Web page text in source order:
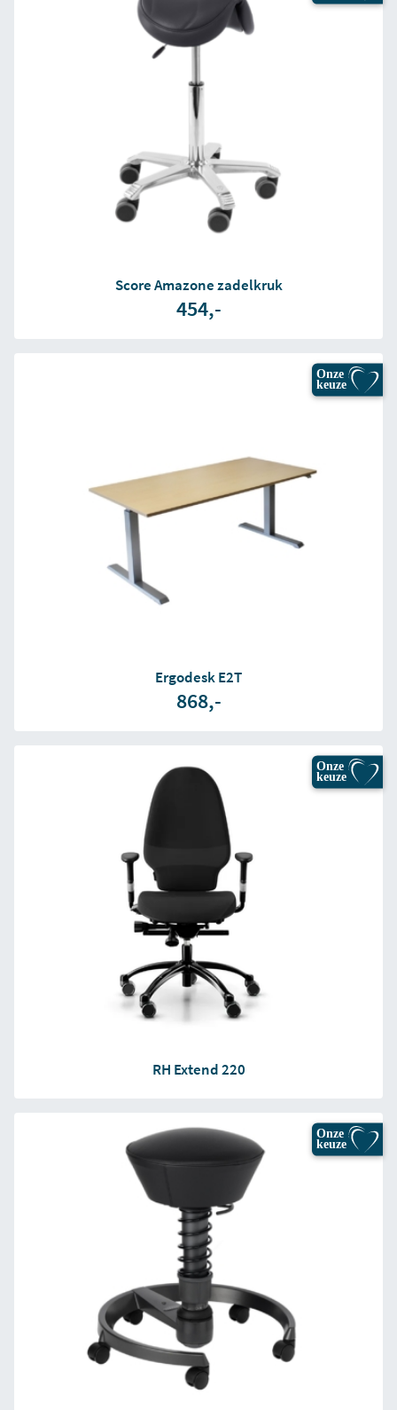
Score Amazone zadelkruk
454,-
Onze
keuze
Ergodesk E2T
868,-
Onze
keuze
RH Extend 220
Onze
keuze